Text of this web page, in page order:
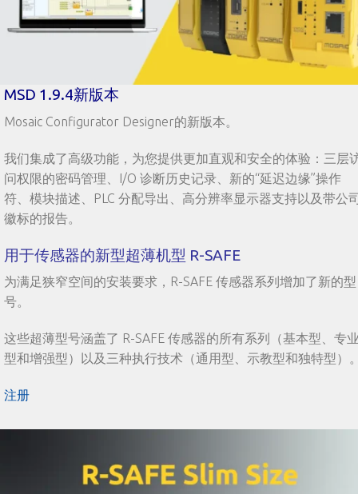
MSD 1.9.4新版本
Mosaic Configurator Designer的新版本。
我们集成了高级功能，为您提供更加直观和安全的体验：三层
问权限的密码管理、I/O 诊断历史记录、新的“延迟边缘”操作
符、模块描述、PLC 分配导出、高分辨率显示器支持以及带公
徽标的报告。
用于传感器的新型超薄机型 R-SAFE
为满足狭窄空间的安装要求，R-SAFE 传感器系列增加了新的型
号。
这些超薄型号涵盖了 R-SAFE 传感器的所有系列（基本型、专
型和增强型）以及三种执行技术（通用型、示教型和独特型）
注册